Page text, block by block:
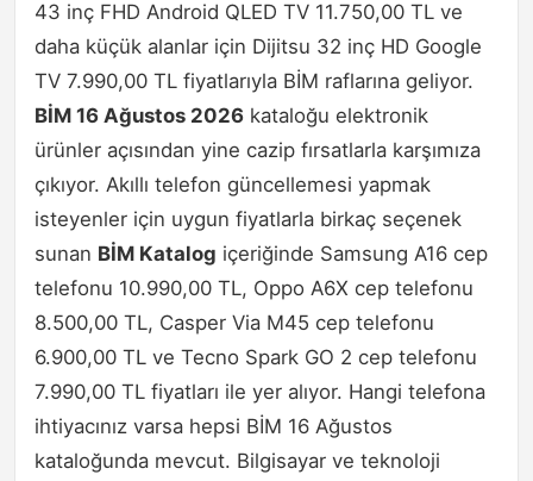
43 inç FHD Android QLED TV 11.750,00 TL ve
daha küçük alanlar için Dijitsu 32 inç HD Google
TV 7.990,00 TL fiyatlarıyla BİM raflarına geliyor.
BİM 16 Ağustos 2026 kataloğu elektronik
ürünler açısından yine cazip fırsatlarla karşımıza
çıkıyor. Akıllı telefon güncellemesi yapmak
isteyenler için uygun fiyatlarla birkaç seçenek
sunan BİM Katalog içeriğinde Samsung A16 cep
telefonu 10.990,00 TL, Oppo A6X cep telefonu
8.500,00 TL, Casper Via M45 cep telefonu
6.900,00 TL ve Tecno Spark GO 2 cep telefonu
7.990,00 TL fiyatları ile yer alıyor. Hangi telefona
ihtiyacınız varsa hepsi BİM 16 Ağustos
kataloğunda mevcut. Bilgisayar ve teknoloji